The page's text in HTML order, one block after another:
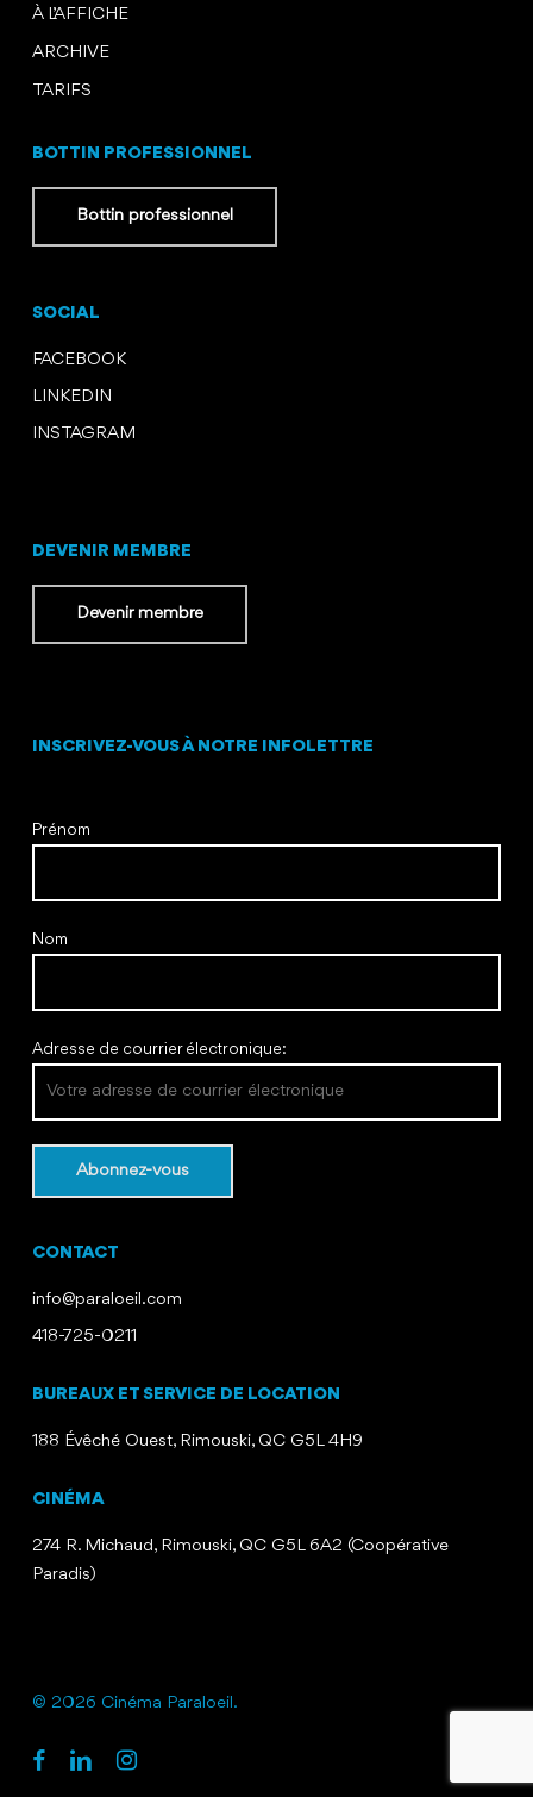
À L’AFFICHE
ARCHIVE
TARIFS
BOTTIN PROFESSIONNEL
Bottin professionnel
SOCIAL
FACEBOOK
LINKEDIN
INSTAGRAM
DEVENIR MEMBRE
Devenir membre
INSCRIVEZ-VOUS À NOTRE INFOLETTRE
Prénom
Nom
Adresse de courrier électronique:
CONTACT
info@paraloeil.com
418-725-0211
BUREAUX ET SERVICE DE LOCATION
188 Évêché Ouest, Rimouski, QC G5L 4H9
CINÉMA
274 R. Michaud, Rimouski, QC G5L 6A2 (Coopérative
Paradis)
© 2026 Cinéma Paraloeil.